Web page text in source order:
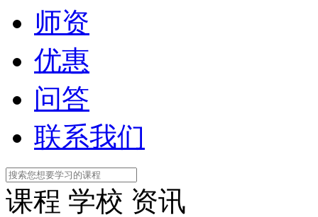
师资
优惠
问答
联系我们
课程 学校 资讯